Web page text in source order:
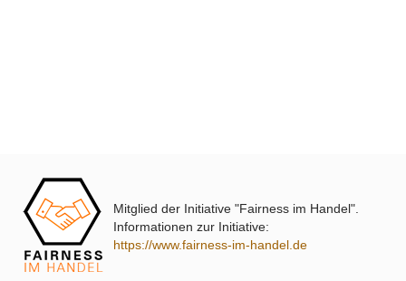
Mitglied der Initiative "Fairness im Handel".
Informationen zur Initiative:
https://www.fairness-im-handel.de
AGB
Kontakt
Service
Preisliste
Versandkosten